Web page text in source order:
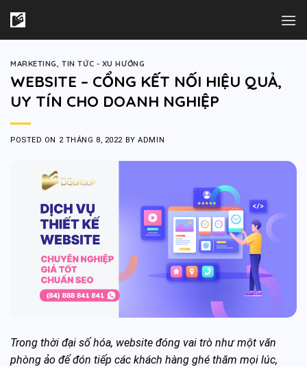
content
MARKETING,TIN TỨC - XU HƯỚNG
WEBSITE – CỔNG KẾT NỐI HIỆU QUẢ,
UY TÍN CHO DOANH NGHIỆP
POSTED ON 2 THÁNG 8, 2022 BYADMIN
Trong thời đại số hóa, website đóng vai trò như một văn
phòng ảo để đón tiếp các khách hàng ghé thăm mọi lúc,